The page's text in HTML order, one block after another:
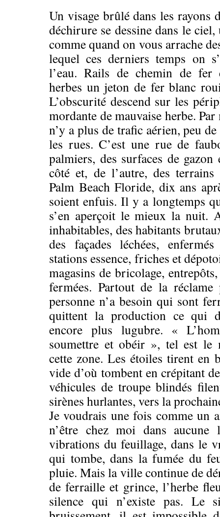
Un visage brûlé dans les rayons
déchirure se dessine dans le
comme quand on vous arrache
lequel ces derniers temps on
l’eau. Rails de chemin de fer
herbes un jeton de fer blanc
L’obscurité descend sur les
mordante de mauvaise herbe.
n’y a plus de trafic aérien, peu
les rues. C’est une rue de
palmiers, des surfaces de gazon
côté et, de l’autre, des terrains
Palm Beach Floride, dix ans
soient enfuis. Il y a longtemps
s’en aperçoit le mieux la nuit.
inhabitables, des habitants
des façades léchées,
stations essence, friches et
magasins de bricolage,
fermées. Partout de la
personne n’a besoin qui sont
quittent la production ce qui
encore plus lugubre. «
soumettre et obéir », tel est le
cette zone. Les étoiles tirent en
vide d’où tombent en crépitant
véhicules de troupe blindés
sirènes hurlantes, vers la
Je voudrais une fois comme un
n’être chez moi dans aucune
vibrations du feuillage, dans le
qui tombe, dans la fumée du
pluie. Mais la ville continue de
de ferraille et grince, l’herbe
silence qui n’existe pas. Le